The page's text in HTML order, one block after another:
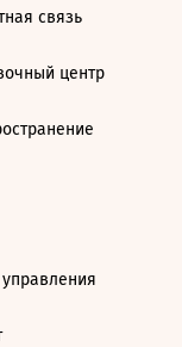
связь
центр